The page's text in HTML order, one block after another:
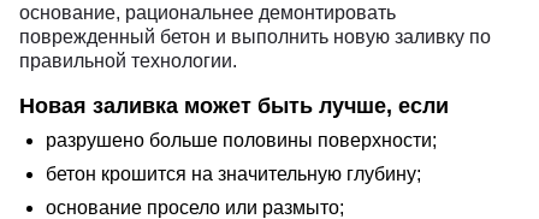
основание, рациональнее демонтировать
поврежденный бетон и выполнить новую заливку по
правильной технологии.
Новая заливка может быть лучше, если
разрушено больше половины поверхности;
бетон крошится на значительную глубину;
основание просело или размыто;